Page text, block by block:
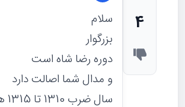
4
سلام
بزرگوار
دوره رضا شاه است
و مدال شما اصالت دارد
سال ضرب 1310 تا 1315 هست